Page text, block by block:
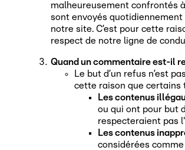
malheureusement confrontés
sont envoyés
notre site. C’est pour cette
respect de notre ligne de
Quand un commentaire est-il
Le but d’un refus n’est
cette raison que certains
Les contenus
ou qui ont pour but
respecteraient pas
Les contenus
considérées